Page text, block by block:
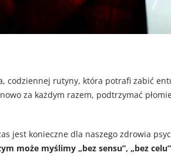
codziennej rutyny, która potrafi zabić
za każdym razem, podtrzymać
jest konieczne dla naszego zdrowia
może myślimy „bez sensu”, „bez